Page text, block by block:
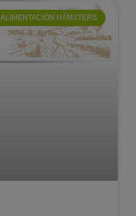
ALIMENTACIÓN HÁMSTERS